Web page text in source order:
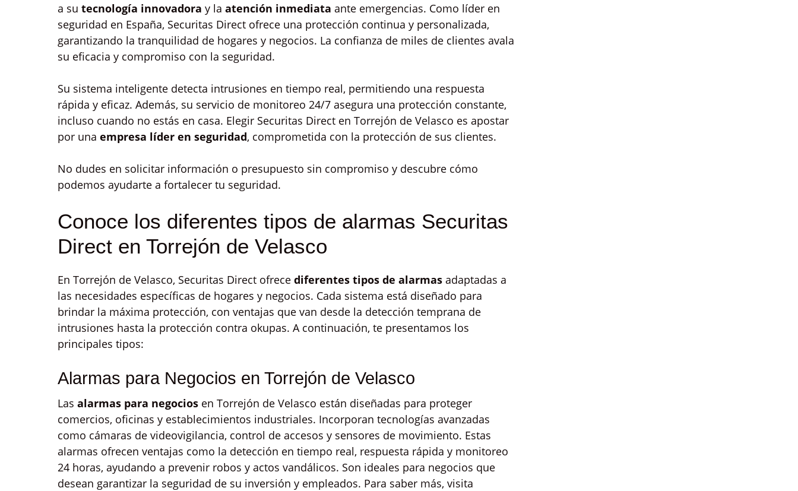
a su tecnología innovadora y la atención inmediata ante emergencias. Como líder en
seguridad en España, Securitas Direct ofrece una protección continua y personalizada,
garantizando la tranquilidad de hogares y negocios. La confianza de miles de clientes avala
su eficacia y compromiso con la seguridad.
Su sistema inteligente detecta intrusiones en tiempo real, permitiendo una respuesta
rápida y eficaz. Además, su servicio de monitoreo 24/7 asegura una protección constante,
incluso cuando no estás en casa. Elegir Securitas Direct en Torrejón de Velasco es apostar
por una empresa líder en seguridad, comprometida con la protección de sus clientes.
No dudes en solicitar información o presupuesto sin compromiso y descubre cómo
podemos ayudarte a fortalecer tu seguridad.
Conoce los diferentes tipos de alarmas Securitas
Direct en Torrejón de Velasco
En Torrejón de Velasco, Securitas Direct ofrece diferentes tipos de alarmas adaptadas a
las necesidades específicas de hogares y negocios. Cada sistema está diseñado para
brindar la máxima protección, con ventajas que van desde la detección temprana de
intrusiones hasta la protección contra okupas. A continuación, te presentamos los
principales tipos:
Alarmas para Negocios en Torrejón de Velasco
Las alarmas para negocios en Torrejón de Velasco están diseñadas para proteger
comercios, oficinas y establecimientos industriales. Incorporan tecnologías avanzadas
como cámaras de videovigilancia, control de accesos y sensores de movimiento. Estas
alarmas ofrecen ventajas como la detección en tiempo real, respuesta rápida y monitoreo
24 horas, ayudando a prevenir robos y actos vandálicos. Son ideales para negocios que
desean garantizar la seguridad de su inversión y empleados. Para saber más, visita